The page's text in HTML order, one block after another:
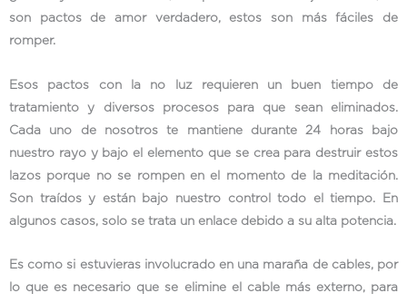
son pactos de amor verdadero, estos son más fáciles de
romper.
Esos pactos con la no luz requieren un buen tiempo de
tratamiento y diversos procesos para que sean eliminados.
Cada uno de nosotros te mantiene durante 24 horas bajo
nuestro rayo y bajo el elemento que se crea para destruir estos
lazos porque no se rompen en el momento de la meditación.
Son traídos y están bajo nuestro control todo el tiempo. En
algunos casos, solo se trata un enlace debido a su alta potencia.
Es como si estuvieras involucrado en una maraña de cables, por
lo que es necesario que se elimine el cable más externo, para